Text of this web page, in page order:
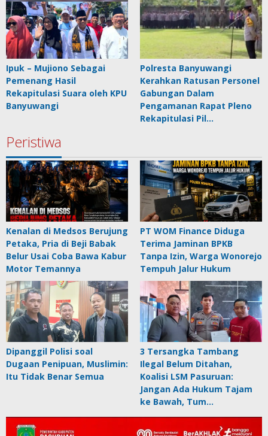
Ipuk – Mujiono Sebagai
Pemenang Hasil
Rekapitulasi Suara oleh KPU
Banyuwangi
Polresta Banyuwangi
Kerahkan Ratusan Personel
Gabungan Dalam
Pengamanan Rapat Pleno
Rekapitulasi Pil…
Peristiwa
Kenalan di Medsos Berujung
Petaka, Pria di Beji Babak
Belur Usai Coba Bawa Kabur
Motor Temannya
PT WOM Finance Diduga
Terima Jaminan BPKB
Tanpa Izin, Warga Wonorejo
Tempuh Jalur Hukum
Dipanggil Polisi soal
Dugaan Penipuan, Muslimin:
Itu Tidak Benar Semua
3 Tersangka Tambang
Ilegal Belum Ditahan,
Koalisi LSM Pasuruan:
Jangan Ada Hukum Tajam
ke Bawah, Tum…